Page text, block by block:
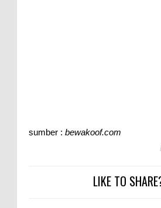
sumber : bewakoof.com
LIKE TO